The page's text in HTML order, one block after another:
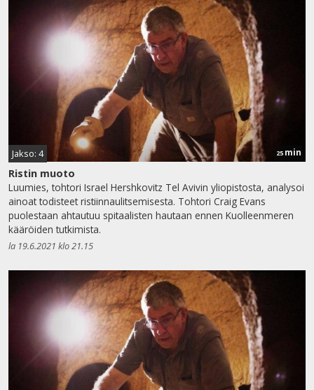
Jakso: 4 25 min
Ristin muoto
Luumies, tohtori Israel Hershkovitz Tel Avivin yliopistosta, analysoi
ainoat todisteet ristiinnaulitsemisesta. Tohtori Craig Evans
puolestaan ahtautuu spitaalisten hautaan ennen Kuolleenmeren
kääröiden tutkimista.
la 19.6.2021 klo 21.15